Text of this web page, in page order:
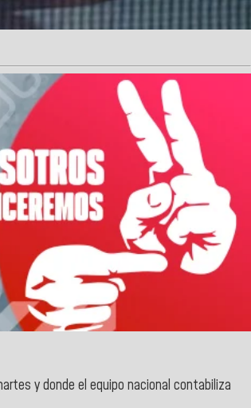
y donde el equipo nacional contabiliza